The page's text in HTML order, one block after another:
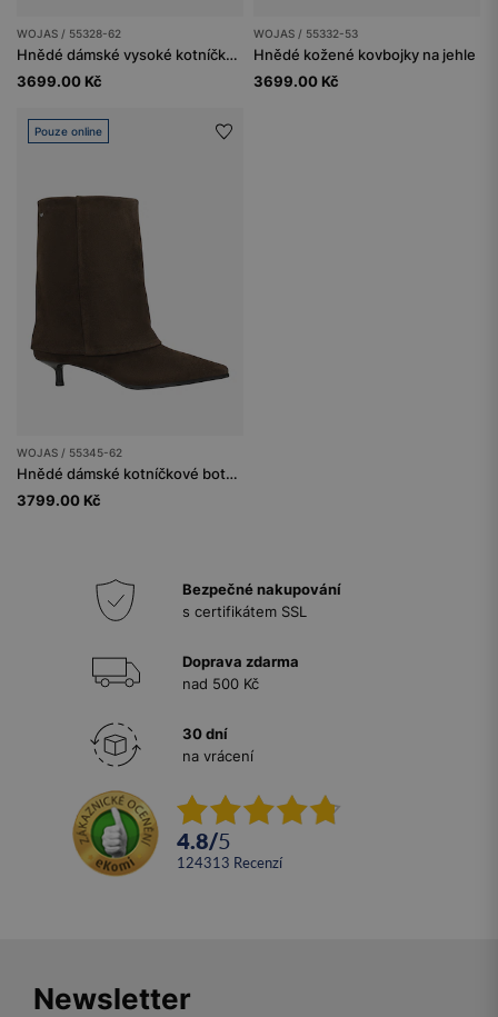
WOJAS / 55328-62
Hnědé dámské vysoké kotníčkové boty na podpatku
3699.00 Kč
WOJAS / 55332-53
Hnědé kožené kovbojky na jehle
3699.00 Kč
Pouze online
WOJAS / 55345-62
Hnědé dámské kotníčkové boty na nízkém podpatku
3799.00 Kč
Bezpečné nakupování
s certifikátem SSL
Doprava zdarma
nad 500 Kč
30 dní
na vrácení
4.8/5
124313 recenzí
Newsletter